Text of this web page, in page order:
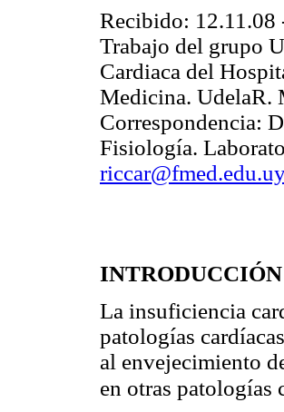
Recibido: 12.11.08
Trabajo del grupo
Cardiaca del
Medicina. UdelaR.
Correspondencia:
Fisiología.
INTRODUCCIÓN
La insuficiencia
patologías
al envejecimiento
en otras patologías